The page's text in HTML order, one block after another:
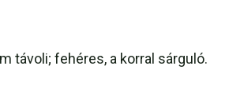
távoli; fehéres, a korral sárguló.